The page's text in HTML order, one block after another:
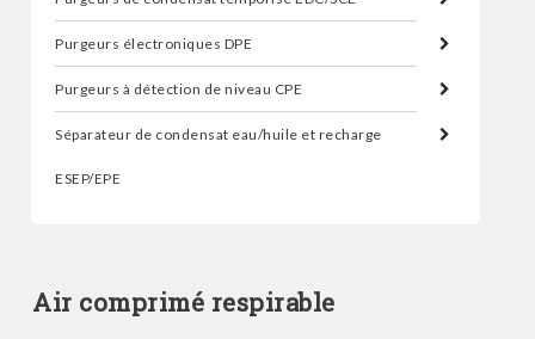
Purgeurs électroniques DPE
Purgeurs à détection de niveau CPE
Séparateur de condensat eau/huile et recharge
ESEP/EPE
Air comprimé respirable